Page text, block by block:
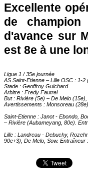
Excellente
de
d'avance sur
est 8e à une
Ligue 1 / 35e journée
AS Saint-Etienne – Lille OSC : 1-2
Stade : Geoffroy Guichard
Arbitre : Fredy Fautrel
But : Rivière (5e) – De Melo
Avertissements : Monsoreau
Saint-Etienne : Janot - Ebondo,
– Rivière (Aubameyang, 80e).
Lille : Landreau - Debuchy,
90e+3), De Melo, Sow. Entraîneur